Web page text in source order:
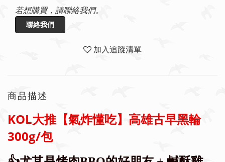
若想購買，請聯絡我們。
聯絡我們
加入追蹤清單
商品描述
KOL大推【氣炸懂吃】高雄古早黑輪
300g/包